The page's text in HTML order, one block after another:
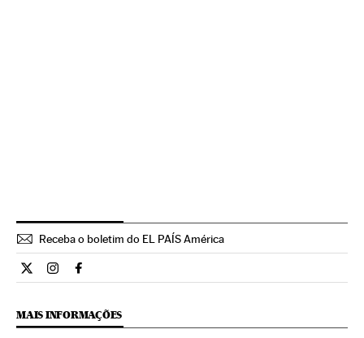
Receba o boletim do EL PAÍS América
Estilo El País Brasil en Twitter
Estilo El País Brasil en Instagram
Estilo El País Brasil en Facebook
MAIS INFORMAÇÕES